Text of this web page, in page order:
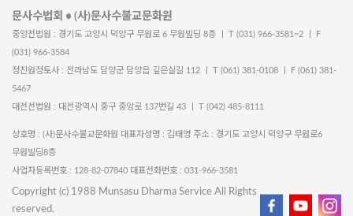
문사수법회 • (사)문사수불교문화원
중앙전법원 : 경기도 고양시 덕양구 무원로 6 무원빌딩 8층 ㅣ T (031) 966-3581~2 ㅣ F
(031) 966-3584
정진원정토사 : 전라남도 담양군 담양읍 깊은실길 112 ㅣ T (061) 381-0108 ㅣ F (061) 381-
5467
대전전법원 : 대전광역시 중구 중앙로 137번길 43 ㅣ T (042) 485-8111
상호명 : (사)문사수불교문화원 대표자성명 : 김태영 주소 : 경기도 고양시 덕양구 무원로6
무원빌딩8층
사업자등록번호 : 128-82-07840 대표전화번호 : 031-966-3581
Copyright (c) 1988 Munsasu Dharma Service All Rights
reserved.